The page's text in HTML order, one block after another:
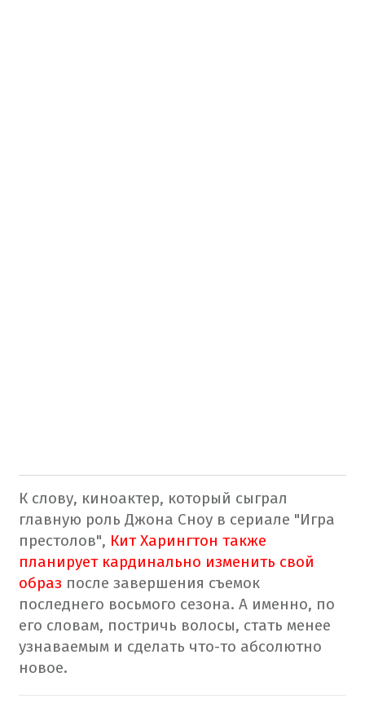
К слову, киноактер, который сыграл
главную роль Джона Сноу в сериале "Игра
престолов", Кит Харингтон также
планирует кардинально изменить свой
образ после завершения съемок
последнего восьмого сезона. А именно, по
его словам, постричь волосы, стать менее
узнаваемым и сделать что-то абсолютно
новое.